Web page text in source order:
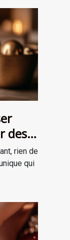
des
rien de
qui